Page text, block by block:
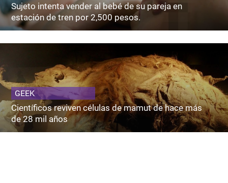
Sujeto intenta vender al bebé de su pareja en
estación de tren por 2,500 pesos.
GEEK
Científicos reviven células de mamut de hace más
de 28 mil años